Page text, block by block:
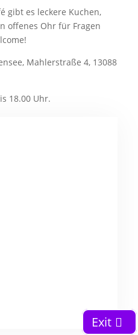
gibt es leckere Kuchen,
offenes Ohr für Fragen
Mahlerstraße 4, 13088
18.00 Uhr.
Exit